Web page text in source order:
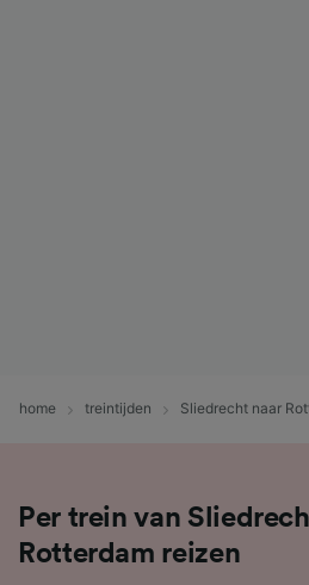
home treintijden Sliedrecht naar
Per trein van
Rotterdam reizen